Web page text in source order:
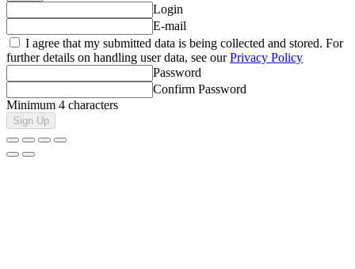
Login
E-mail
I agree that my submitted data is being collected and stored. For
further details on handling user data, see ourPrivacy Policy
Password
Confirm Password
Minimum 4 characters